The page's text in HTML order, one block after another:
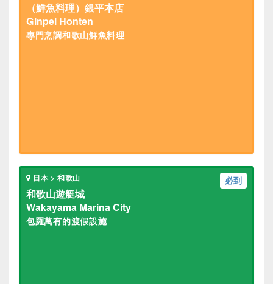
（鮮魚料理）銀平本店
Ginpei Honten
專門烹調和歌山鮮魚料理
必到
日本 > 和歌山
和歌山遊艇城
Wakayama Marina City
包羅萬有的渡假設施